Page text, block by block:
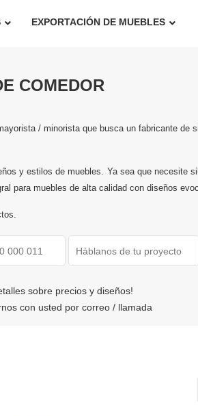
EXPORTACIÓN DE MUEBLES
COMEDOR
/ minorista que busca un fabricante de
y estilos de muebles. Ya sea que necesite
para muebles de alta calidad con diseños
sobre precios y diseños!
con usted por correo / llamada